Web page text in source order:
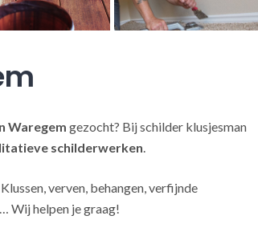
Waregem gezocht? Bij schilder klusjesman
schilderwerken
Klussen, verven, behangen, verfijnde
Wij helpen je graag!